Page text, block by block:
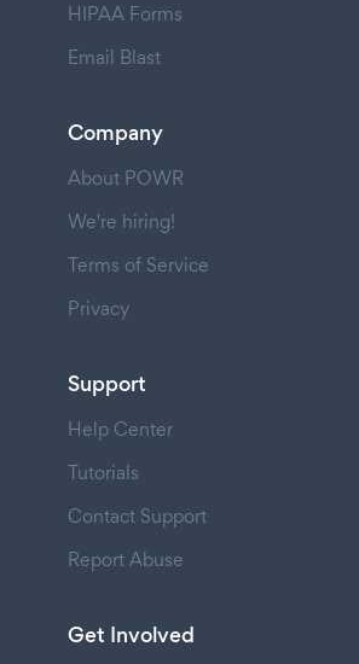
HIPAA Forms
Email Blast
Company
About POWR
We're hiring!
Terms of Service
Privacy
Support
Help Center
Tutorials
Contact Support
Report Abuse
Get Involved